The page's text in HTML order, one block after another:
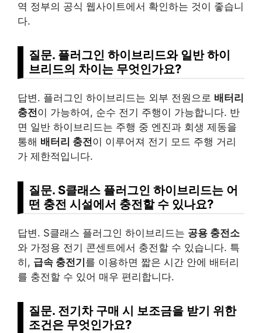
역 정부의 공식 웹사이트에서 확인하는 것이 좋습니
다.
질문. 플러그인 하이브리드와 일반 하이
브리드의 차이는 무엇인가요?
답변. 플러그인 하이브리드는 외부 전원으로 배터리
충전이 가능하여, 순수 전기 주행이 가능합니다. 반
면 일반 하이브리드는 주행 중 엔진과 회생 제동을
통해 배터리 충전이 이루어져 전기 모드 주행 거리
가 제한적입니다.
질문. S클래스 플러그인 하이브리드는 어
떤 충전 시설에서 충전할 수 있나요?
답변. S클래스 플러그인 하이브리드는 공용 충전소
와 가정용 전기 콘센트에서 충전할 수 있습니다. 특
히, 급속 충전기 를 이용하면 짧은 시간 안에 배터리
를 충전할 수 있어 매우 편리합니다.
질문. 전기차 구매 시 보조금을 받기 위한
조건은 무엇인가요?